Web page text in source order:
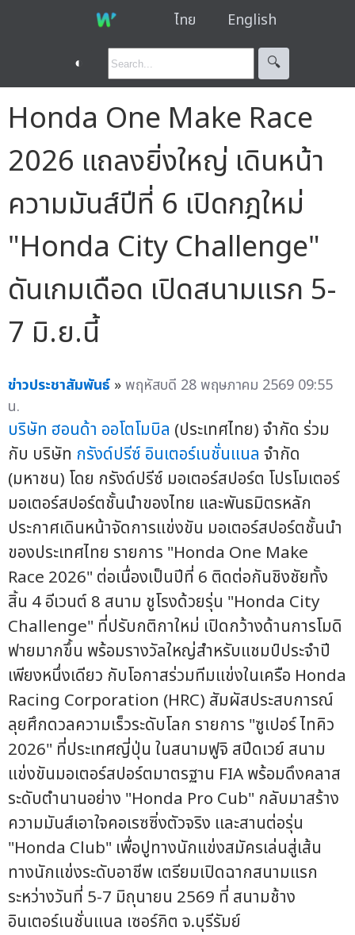
ไทย English
◐ 🔍︎
Honda One Make Race
2026 แถลงยิ่งใหญ่ เดินหน้า
ความมันส์ปีที่ 6 เปิดกฎใหม่
"Honda City Challenge"
ดันเกมเดือด เปิดสนามแรก 5-
7 มิ.ย.นี้
ข่าวประชาสัมพันธ์ »พฤหัสบดี 28 พฤษภาคม 2569 09:55
น.
บริษัท ฮอนด้า ออโตโมบิล (ประเทศไทย) จำกัด ร่วม
กับ บริษัท กรังด์ปรีซ์ อินเตอร์เนชั่นแนล จำกัด
(มหาชน) โดย กรังด์ปรีซ์ มอเตอร์สปอร์ต โปรโมเตอร์
มอเตอร์สปอร์ตชั้นนำของไทย และพันธมิตรหลัก
ประกาศเดินหน้าจัดการแข่งขัน มอเตอร์สปอร์ตชั้นนำ
ของประเทศไทย รายการ "Honda One Make
Race 2026" ต่อเนื่องเป็นปีที่ 6 ติดต่อกันชิงชัยทั้ง
สิ้น 4 อีเวนต์ 8 สนาม ชูโรงด้วยรุ่น "Honda City
Challenge" ที่ปรับกติกาใหม่ เปิดกว้างด้านการโมดิ
ฟายมากขึ้น พร้อมรางวัลใหญ่สำหรับแชมป์ประจำปี
เพียงหนึ่งเดียว กับโอกาสร่วมทีมแข่งในเครือ Honda
Racing Corporation (HRC) สัมผัสประสบการณ์
ลุยศึกดวลความเร็วระดับโลก รายการ "ซูเปอร์ ไทคิว
2026" ที่ประเทศญี่ปุ่น ในสนามฟูจิ สปีดเวย์ สนาม
แข่งขันมอเตอร์สปอร์ตมาตรฐาน FIA พร้อมดึงคลาส
ระดับตำนานอย่าง "Honda Pro Cub" กลับมาสร้าง
ความมันส์เอาใจคอเรซซิ่งตัวจริง และสานต่อรุ่น
"Honda Club" เพื่อปูทางนักแข่งสมัครเล่นสู่เส้น
ทางนักแข่งระดับอาชีพ เตรียมเปิดฉากสนามแรก
ระหว่างวันที่ 5-7 มิถุนายน 2569 ที่ สนามช้าง
อินเตอร์เนชั่นแนล เซอร์กิต จ.บุรีรัมย์